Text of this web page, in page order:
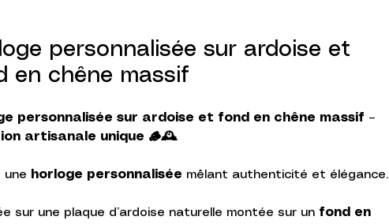
personnalisée sur ardoise et
en chêne massif
personnalisée sur ardoise et fond en chêne massif –
artisanale unique 🪵🕰️
une horloge personnalisée mêlant authenticité et élégance.
sur une plaque d’ardoise naturelle montée sur un fond en